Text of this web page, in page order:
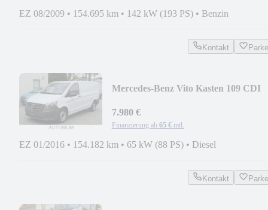
EZ 08/2009 • 154.695 km • 142 kW (193 PS) • Benzin
Kontakt
Mercedes-Benz Vito Kasten 109 CDI
7.980 €
Finanzierung ab 65 € mtl.
EZ 01/2016 • 154.182 km • 65 kW (88 PS) • Diesel
Kontakt